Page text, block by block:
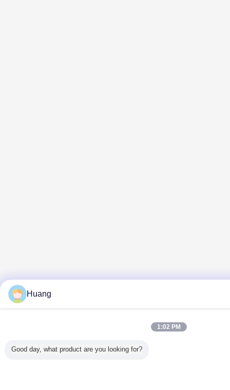
Huang
1:02 PM
Good day, what product are you looking for?